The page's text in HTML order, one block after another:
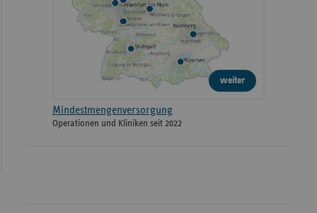
weiter
Mindestmengenversorgung
Operationen und Kliniken seit 2022